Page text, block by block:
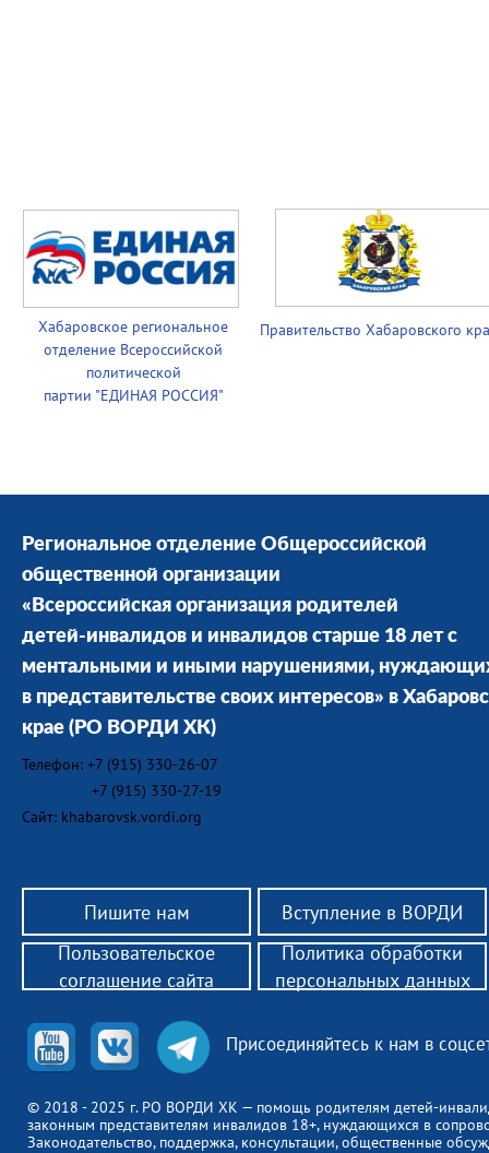
Хабаровское региональное
отделение Всероссийской
политической
партии "ЕДИНАЯ РОССИЯ"
Правительство Хабаровского
Региональное отделение Общероссийской
общественной организации
«Всероссийская организация родителей
детей-инвалидов и инвалидов старше 18 лет с
ментальными и иными нарушениями,
в представительстве своих интересов» в
крае (РО ВОРДИ ХК)
Телефон: +7 (915) 330-26-07
+7 (915) 330-27-19
Сайт: khabarovsk.vordi.org
Пишите нам Вступление в ВОРДИ
© 2018 - 2025 г. РО ВОРДИ ХК — помощь родителям детей-
законным представителям инвалидов 18+, нуждающихся в
Законодательство, поддержка, консультации, общественные
Присоединяйтесь к нам в
Пользовательское
соглашение сайта
Политика обработки
персональных данных